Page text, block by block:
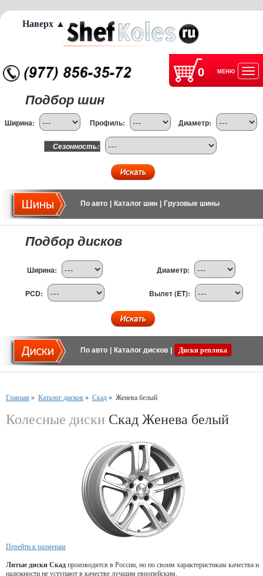
0 МЕНЮ
Подбор шин
Ширина: Профиль: Диаметр:
Сезонность:
По авто Каталог шин Грузовые шины
Подбор дисков
Ширина: Диаметр:
PCD: Вылет (ET):
По авто Каталог дисков Диски реплика
Главная » Каталог дисков » Скад » Женева белый
Колесные диски Скад Женева белый
Перейти к размерам
Литые диски Скад производятся в России, но по своим характеристикам качества и
надежности не уступают в качестве лучшим европейским.
Наверх ▲